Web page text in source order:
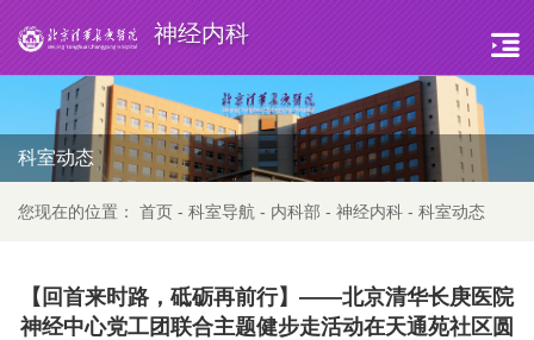
神经内科
科室动态
您现在的位置： 首页 - 科室导航 - 内科部 - 神经内科 - 科室动态
【回首来时路，砥砺再前行】——北京清华长庚医院
神经中心党工团联合主题健步走活动在天通苑社区圆